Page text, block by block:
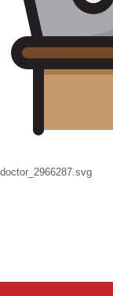
doctor_2966287.svg